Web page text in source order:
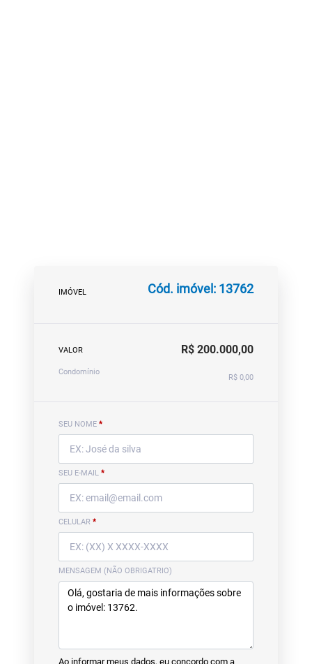
IMÓVEL Cód. imóvel: 13762
VALOR R$ 200.000,00
Condomínio
R$ 0,00
SEU NOME *
SEU E-MAIL *
CELULAR *
MENSAGEM (NÃO OBRIGATRIO)
Ao informar meus dados, eu concordo com a